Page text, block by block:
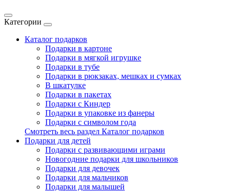
Категории
Каталог подарков
Подарки в картоне
Подарки в мягкой игрушке
Подарки в тубе
Подарки в рюкзаках, мешках и сумках
В шкатулке
Подарки в пакетах
Подарки с Киндер
Подарки в упаковке из фанеры
Подарки с символом года
Смотреть весь раздел Каталог подарков
Подарки для детей
Подарки с развивающими играми
Новогодние подарки для школьников
Подарки для девочек
Подарки для мальчиков
Подарки для малышей